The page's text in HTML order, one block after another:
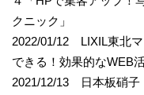
クニック」
2022/01/12 LIXIL東北
できる！効果的なWEB
2021/12/13 日本板硝子